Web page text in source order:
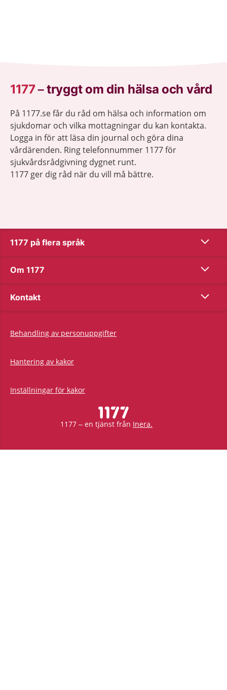
1177–tryggt om din hälsa och vård
På 1177.se får du råd om hälsa och information om
sjukdomar och vilka mottagningar du kan kontakta.
Logga in för att läsa din journal och göra dina
vårdärenden. Ring telefonnummer 1177 för
sjukvårdsrådgivning dygnet runt.
1177 ger dig råd när du vill må bättre.
1177 på flera språk Show
Om 1177 Show
Kontakt Show
Behandling av personuppgifter
Hantering av kakor
Inställningar för kakor
1177 – en tjänst från Inera.